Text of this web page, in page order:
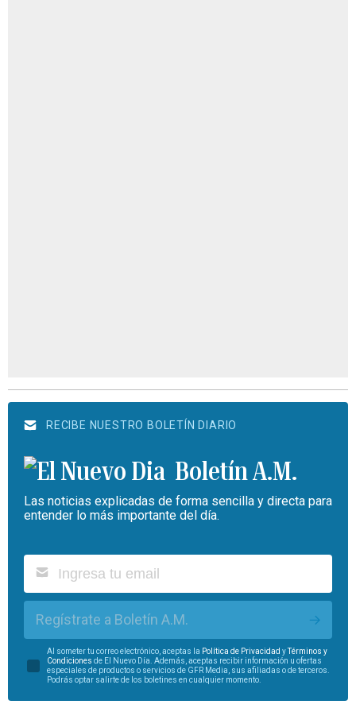
RECIBE NUESTRO BOLETÍN DIARIO
Boletín A.M.
Las noticias explicadas de forma sencilla y directa para
entender lo más importante del día.
Regístrate a Boletín A.M.
Al someter tu correo electrónico, aceptas la Política de Privacidad yTérminos y
Condiciones de El Nuevo Día. Además, aceptas recibir información u ofertas
especiales de productos o servicios de GFR Media, sus afiliadas o de terceros.
Podrás optar salirte de los boletines en cualquier momento.